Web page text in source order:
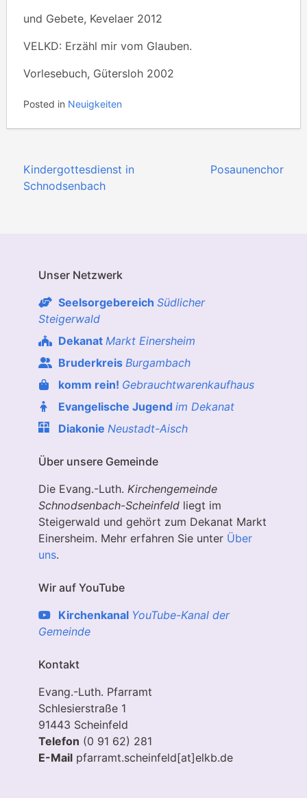
und Gebete, Kevelaer 2012
VELKD: Erzähl mir vom Glauben.
Vorlesebuch, Gütersloh 2002
Posted in Neuigkeiten
Beitragsnavigation
Kindergottesdienst in
Schnodsenbach
Posaunenchor
Unser Netzwerk
Seelsorgebereich Südlicher
Steigerwald
Dekanat Markt Einersheim
Bruderkreis Burgambach
komm rein! Gebrauchtwarenkaufhaus
Evangelische Jugend im Dekanat
Diakonie Neustadt-Aisch
Über unsere Gemeinde
Die Evang.-Luth. Kirchengemeinde
Schnodsenbach-Scheinfeld liegt im
Steigerwald und gehört zum Dekanat Markt
Einersheim. Mehr erfahren Sie unter Über
uns.
Wir auf YouTube
Kirchenkanal YouTube-Kanal der
Gemeinde
Kontakt
Evang.-Luth. Pfarramt
Schlesierstraße 1
91443 Scheinfeld
Telefon (0 91 62) 281
E-Mail pfarramt.scheinfeld[at]elkb.de